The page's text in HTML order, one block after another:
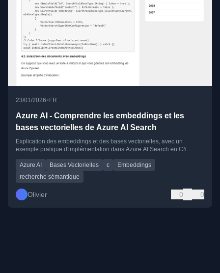
23/01/2026•FR
Azure AI - Comprendre les embeddings et les
bases vectorielles de Azure AI Search
Explication des embeddings et des bases vectorielles, avec un
exemple pratique d'implémentation dans Azure AI Search en C#.
Azure AI Bases Vectorielles c
Embeddings
recherche sémantique
Olivier 0 0